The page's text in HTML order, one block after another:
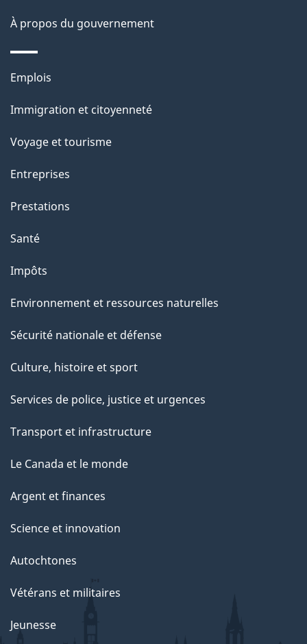
n
s
u
r
c
t
t
a
e
À propos du gouvernement
Thèmes
sujets
Emplois
Immigration et citoyenneté
Voyage et tourisme
Entreprises
Prestations
Santé
Impôts
Environnement et ressources naturelles
Sécurité nationale et défense
Culture, histoire et sport
Services de police, justice et urgences
Transport et infrastructure
Le Canada et le monde
Argent et finances
Science et innovation
Autochtones
Vétérans et militaires
Jeunesse